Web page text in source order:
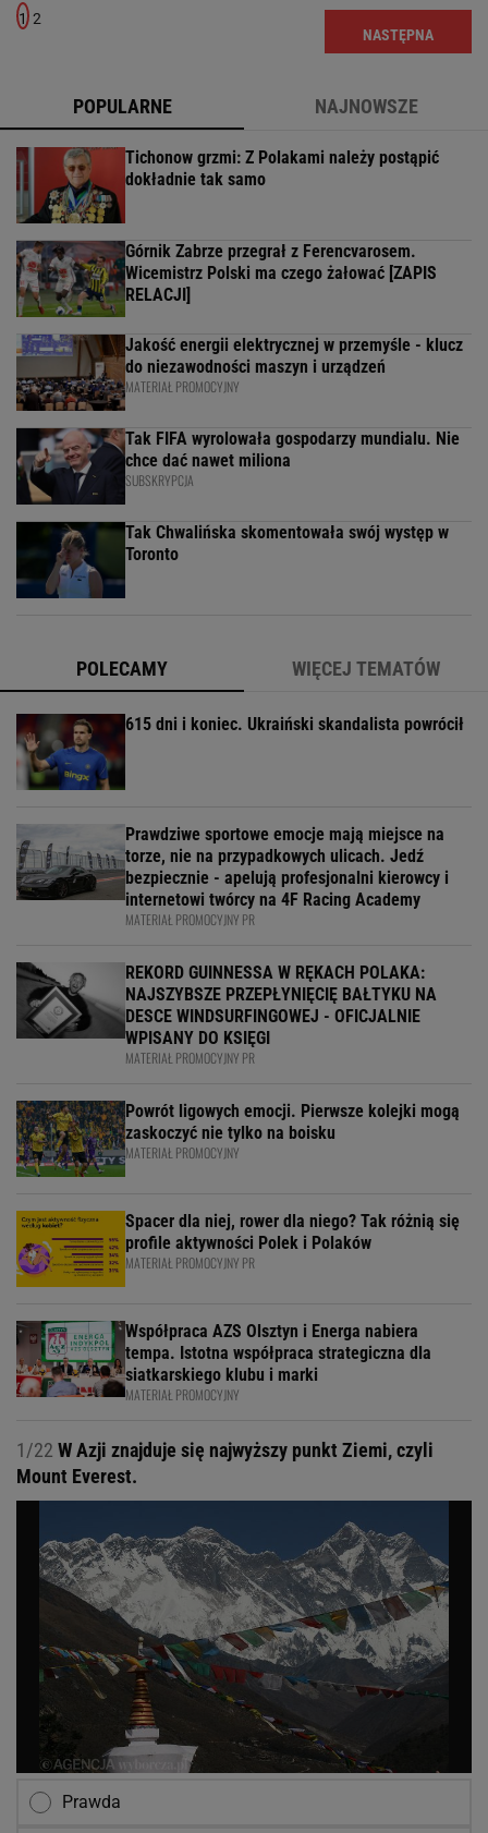
1 2
NASTĘPNA
POPULARNE NAJNOWSZE
Tichonow grzmi: Z Polakami należy postąpić
dokładnie tak samo
Górnik Zabrze przegrał z Ferencvarosem.
Wicemistrz Polski ma czego żałować [ZAPIS
RELACJI]
Jakość energii elektrycznej w przemyśle - klucz
do niezawodności maszyn i urządzeń
MATERIAŁ PROMOCYJNY
Tak FIFA wyrolowała gospodarzy mundialu. Nie
chce dać nawet miliona
SUBSKRYPCJA
Tak Chwalińska skomentowała swój występ w
Toronto
POLECAMY WIĘCEJ TEMATÓW
615 dni i koniec. Ukraiński skandalista powrócił
Prawdziwe sportowe emocje mają miejsce na
torze, nie na przypadkowych ulicach. Jedź
bezpiecznie - apelują profesjonalni kierowcy i
internetowi twórcy na 4F Racing Academy
MATERIAŁ PROMOCYJNY PR
REKORD GUINNESSA W RĘKACH POLAKA:
NAJSZYBSZE PRZEPŁYNIĘCIĘ BAŁTYKU NA
DESCE WINDSURFINGOWEJ - OFICJALNIE
WPISANY DO KSIĘGI
MATERIAŁ PROMOCYJNY PR
Powrót ligowych emocji. Pierwsze kolejki mogą
zaskoczyć nie tylko na boisku
MATERIAŁ PROMOCYJNY
Spacer dla niej, rower dla niego? Tak różnią się
profile aktywności Polek i Polaków
MATERIAŁ PROMOCYJNY PR
Współpraca AZS Olsztyn i Energa nabiera
tempa. Istotna współpraca strategiczna dla
siatkarskiego klubu i marki
MATERIAŁ PROMOCYJNY
1/22 W Azji znajduje się najwyższy punkt Ziemi, czyli
Mount Everest.
Prawda